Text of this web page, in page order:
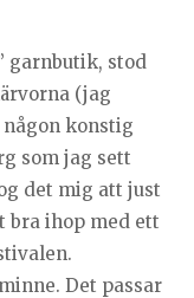
garnbutik, stod
(jag
konstig
som jag sett
det mig att just
bra ihop med ett
Det passar